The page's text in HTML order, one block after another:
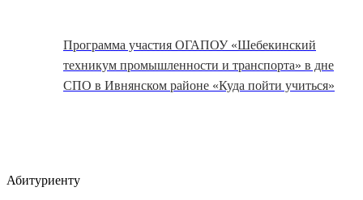
Программа участия ОГАПОУ «Шебекинский
техникум промышленности и транспорта» в дне
СПО в Ивнянском районе «Куда пойти учиться»
Абитуриенту